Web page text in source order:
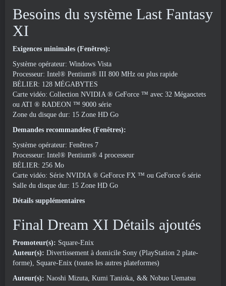
Besoins du système Last Fantasy
XI
Exigences minimales (Fenêtres):
Système opérateur: Windows Vista
Processeur: Intel® Pentium® III 800 MHz ou plus rapide
BÉLIER: 128 MÉGABYTES
Carte vidéo: Collection NVIDIA ® GeForce ™ avec 32 Mégaoctets
ou ATI ® RADEON ™ 9000 série
Zone du disque dur: 15 Zone HD Go
Demandes recommandées (Fenêtres):
Système opérateur: Fenêtres 7
Processeur: Intel® Pentium® 4 processeur
BÉLIER: 256 Mo
Carte vidéo: Série NVIDIA ® GeForce FX ™ ou GeForce 6 série
Salle du disque dur: 15 Zone HD Go
Détails supplémentaires
Final Dream XI Détails ajoutés
Promoteur(s): Square-Enix
Auteur(s): Divertissement à domicile Sony (PlayStation 2 plate-
forme), Square-Enix (toutes les autres plateformes)
Auteur(s): Naoshi Mizuta, Kumi Tanioka, && Nobuo Uematsu